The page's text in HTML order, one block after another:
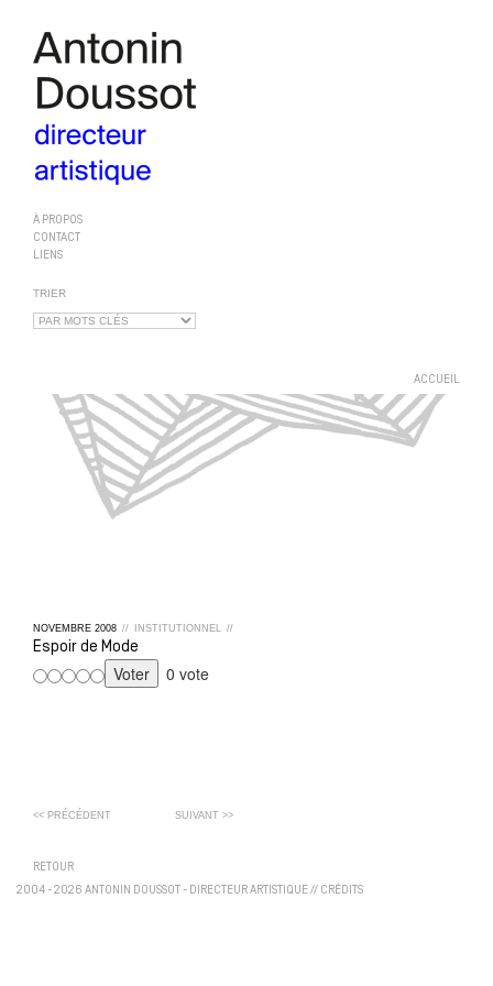
À PROPOS
CONTACT
LIENS
TRIER
ACCUEIL
NOVEMBRE 2008 // INSTITUTIONNEL //
Espoir de Mode
0 vote
<< PRÉCÉDENT SUIVANT >>
RETOUR
2004 - 2026 ANTONIN DOUSSOT - DIRECTEUR ARTISTIQUE// CRÉDITS